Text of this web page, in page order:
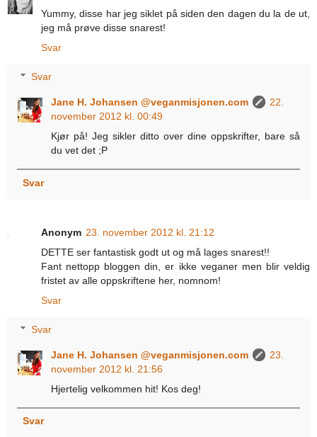
Yummy, disse har jeg siklet på siden den dagen du la de ut,
jeg må prøve disse snarest!
Svar
Svar
Jane H. Johansen @veganmisjonen.com
22.
november 2012 kl. 00:49
Kjør på! Jeg sikler ditto over dine oppskrifter, bare så
du vet det ;P
Svar
Anonym 23. november 2012 kl. 21:12
DETTE ser fantastisk godt ut og må lages snarest!!
Fant nettopp bloggen din, er ikke veganer men blir veldig
fristet av alle oppskriftene her, nomnom!
Svar
Svar
Jane H. Johansen @veganmisjonen.com
23.
november 2012 kl. 21:56
Hjertelig velkommen hit! Kos deg!
Svar